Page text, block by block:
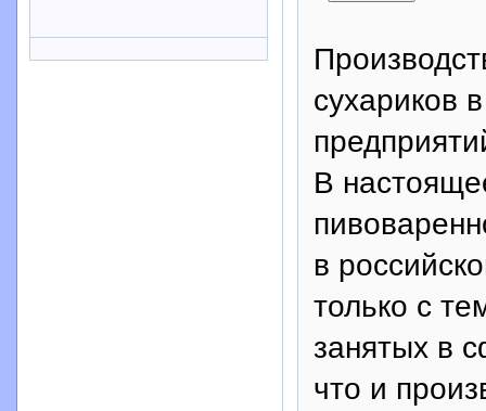
сухариков
В
в
только с
занятых в
что и